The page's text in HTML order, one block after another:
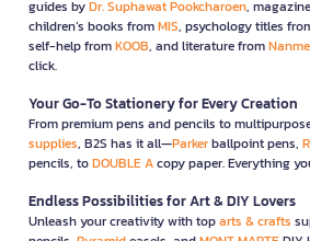
guides byDr. Suphawat Pookcharoen,
children’s books fromMIS, psychology titles
self-help fromKOOB, and literature from
click.
Your Go-To Stationery for Every Creation
From premium pens and pencils to
supplies, B2S has it all—Parkerballpoint pens,
pencils, toDOUBLE Acopy paper. Everything
Endless Possibilities for Art & DIY Lovers
Unleash your creativity with toparts & crafts